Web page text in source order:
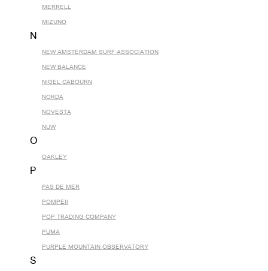
MERRELL
MIZUNO
N
NEW AMSTERDAM SURF ASSOCIATION
NEW BALANCE
NIGEL CABOURN
NORDA
NOVESTA
NUW
O
OAKLEY
P
PAS DE MER
POMPEII
POP TRADING COMPANY
PUMA
PURPLE MOUNTAIN OBSERVATORY
S